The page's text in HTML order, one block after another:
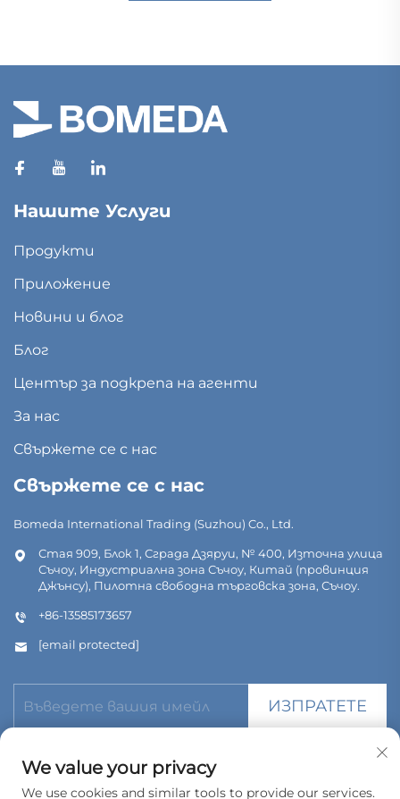
Нашите Услуги
Продукти
Приложение
Новини и блог
Блог
Център за подкрепа на агенти
За нас
Свържете се с нас
Свържете се с нас
Bomeda International Trading (Suzhou) Co., Ltd.
Стая 909, Блок 1, Сграда Дзяруи, № 400, Източна улица
Съчоу, Индустриална зона Съчоу, Китай (провинция
Джънсу), Пилотна свободна търговска зона, Съчоу.
+86-13585173657
[email protected]
ИЗПРАТЕТЕ
We value your privacy
We use cookies and similar tools to provide our services.